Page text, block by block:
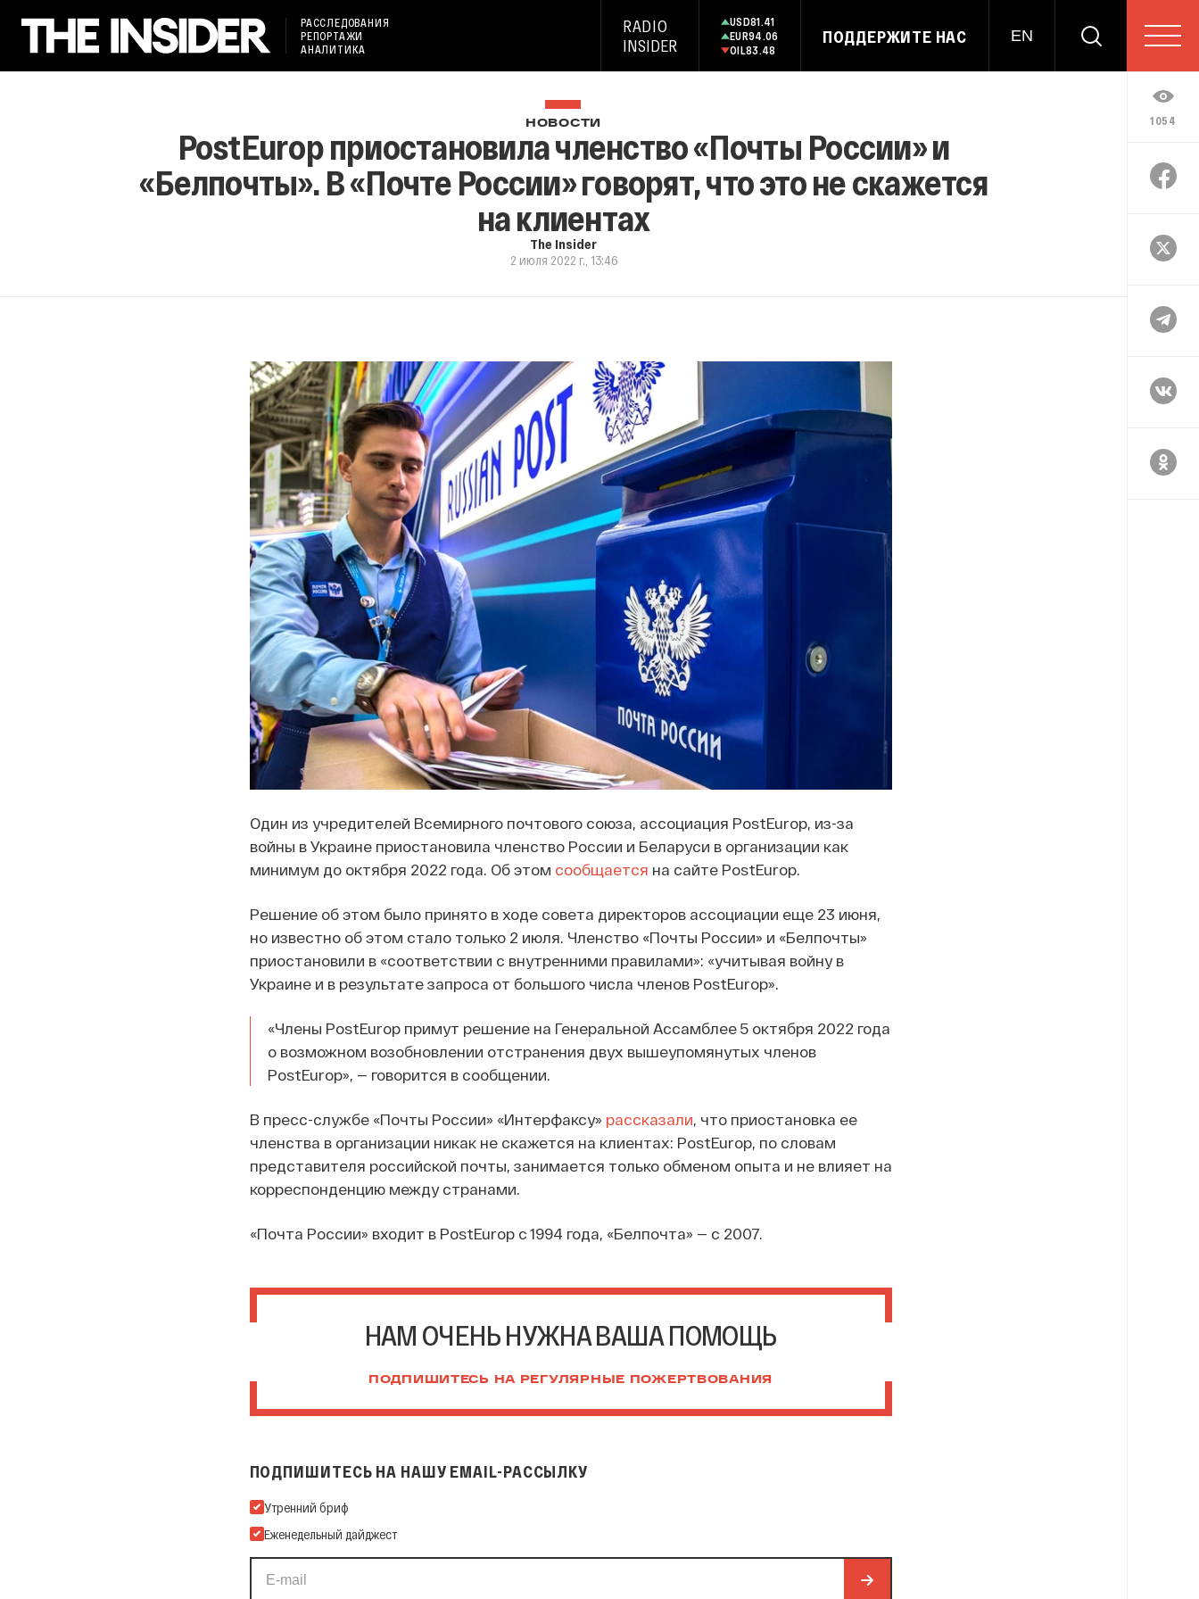
РАССЛЕДОВАНИЯ
РЕПОРТАЖИ
АНАЛИТИКА
RADIO
INSIDER
USD81.41
EUR94.06
OIL83.48
ПОДДЕРЖИТЕ НАС EN
1054
НОВОСТИ
PostEurop приостановила членство «Почты России» и
«Белпочты». В «Почте России» говорят, что это не скажется
на клиентах
The Insider
2 июля 2022 г., 13:46
Один из учредителей Всемирного почтового союза, ассоциация PostEurop, из-за
войны в Украине приостановила членство России и Беларуси в организации как
минимум до октября 2022 года. Об этом сообщается на сайте PostEurop.
Решение об этом было принято в ходе совета директоров ассоциации еще 23 июня,
но известно об этом стало только 2 июля. Членство «Почты России» и «Белпочты»
приостановили в «соответствии с внутренними правилами»: «учитывая войну в
Украине и в результате запроса от большого числа членов PostEurop».
«Члены PostEurop примут решение на Генеральной Ассамблее 5 октября 2022 года
о возможном возобновлении отстранения двух вышеупомянутых членов
PostEurop», — говорится в сообщении.
В пресс-службе «Почты России» «Интерфаксу» рассказали, что приостановка ее
членства в организации никак не скажется на клиентах: PostEurop, по словам
представителя российской почты, занимается только обменом опыта и не влияет на
корреспонденцию между странами.
«Почта России» входит в PostEurop с 1994 года, «Белпочта» — с 2007.
НАМ ОЧЕНЬ НУЖНА ВАША ПОМОЩЬ
ПОДПИШИТЕСЬ НА РЕГУЛЯРНЫЕ ПОЖЕРТВОВАНИЯ
ПОДПИШИТЕСЬ НА НАШУ EMAIL-РАССЫЛКУ
Подпишитесь на нашу Email-рассылку
Утренний бриф
Еженедельный дайджест